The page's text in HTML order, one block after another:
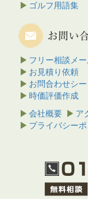
ゴルフ用語集
フリー相談メ
お見積り依頼
お問合わせシー
時価評価作成
会社概要
ア
プライバシー